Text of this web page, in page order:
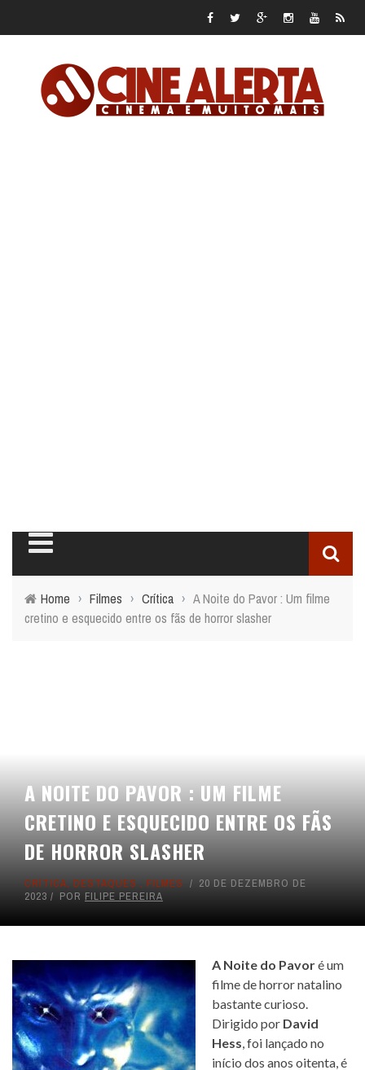
Home › Filmes › Crítica › A Noite do Pavor : Um filme
cretino e esquecido entre os fãs de horror slasher
A NOITE DO PAVOR : UM FILME
CRETINO E ESQUECIDO ENTRE OS FÃS
DE HORROR SLASHER
CRÍTICA, DESTAQUES , FILMES
20 DE DEZEMBRO DE
2023
POR FILIPE PEREIRA
A Noite do Pavoré um
filme de horror natalino
bastante curioso.
Dirigido por David
Hess, foi lançado no
início dos anos oitenta, é